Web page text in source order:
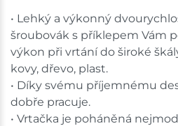
• Lehký a výkonný
šroubovák s příklepem Vám
výkon při vrtání do široké
kovy, dřevo, plast.
• Díky svému příjemnému
dobře pracuje.
• Vrtačka je poháněná